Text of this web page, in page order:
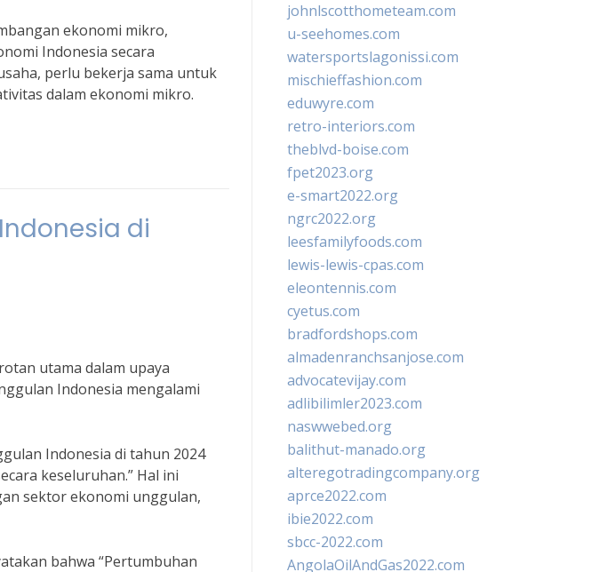
ekonomi mikro,
Indonesia secara
perlu bekerja sama untuk
dalam ekonomi mikro.
di
utama dalam upaya
Indonesia mengalami
Indonesia di tahun 2024
keseluruhan.” Hal ini
sektor ekonomi unggulan,
bahwa “Pertumbuhan
johnlscotthometeam.com
u-seehomes.com
watersportslagonissi.com
mischieffashion.com
eduwyre.com
retro-interiors.com
theblvd-boise.com
fpet2023.org
e-smart2022.org
ngrc2022.org
leesfamilyfoods.com
lewis-lewis-cpas.com
eleontennis.com
cyetus.com
bradfordshops.com
almadenranchsanjose.com
advocatevijay.com
adlibilimler2023.com
naswwebed.org
balithut-manado.org
alteregotradingcompany.org
aprce2022.com
ibie2022.com
sbcc-2022.com
AngolaOilAndGas2022.com